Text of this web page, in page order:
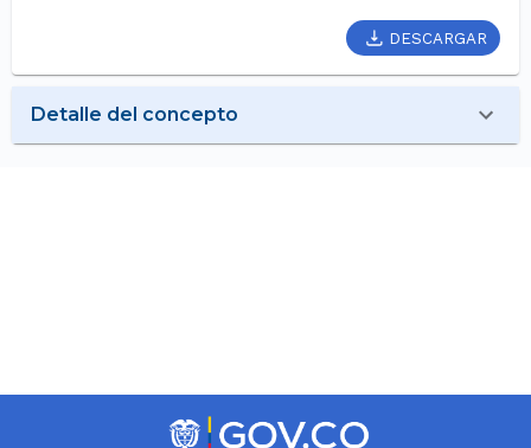
DESCARGAR
Detalle del concepto